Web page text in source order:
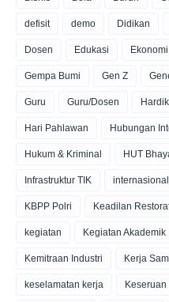
defisit demo Didikan
Dosen Edukasi Ekonomi
Gempa Bumi Gen Z
Guru Guru/Dosen
Hari Pahlawan Hubungan
Hukum & Kriminal HUT
Infrastruktur TIK internasional
KBPP Polri Keadilan
kegiatan Kegiatan Akademik
Kemitraan Industri Kerja
keselamatan kerja Keseruan